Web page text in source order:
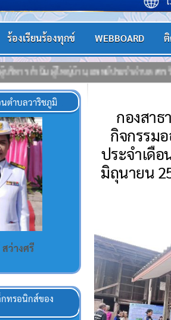
ร้องเรียนร้องทุกข์ WEBBOARD
บ้าน,ชุดรักษา ความปลอดภัยหมู่บ้าน (ชร
กองสา
กิจกรรม
ประจำเดื
มิถุนายน
ตำบลวาริชภูมิ
ว่างศรี
ทรอนิกส์ของ